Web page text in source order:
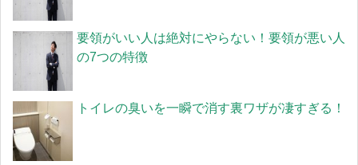
要領がいい人は絶対にやらない！要領が悪い人
の7つの特徴
トイレの臭いを一瞬で消す裏ワザが凄すぎる！